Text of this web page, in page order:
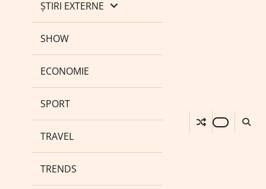
ȘTIRI EXTERNE
SHOW
ECONOMIE
SPORT
TRAVEL
TRENDS